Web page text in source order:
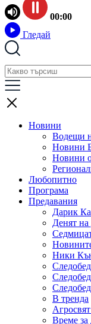
00:00
Гледай
Новини
Водещи
Новини
Новини
Любопитно
Програма
Предавания
Дарик
Денят
Ники
В тренда
Време за